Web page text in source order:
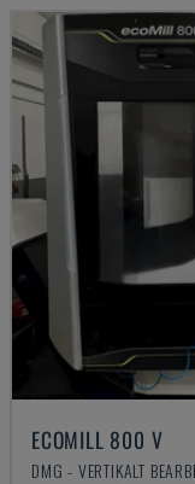
ECOMILL 800 V
DMG - VERTIKALT